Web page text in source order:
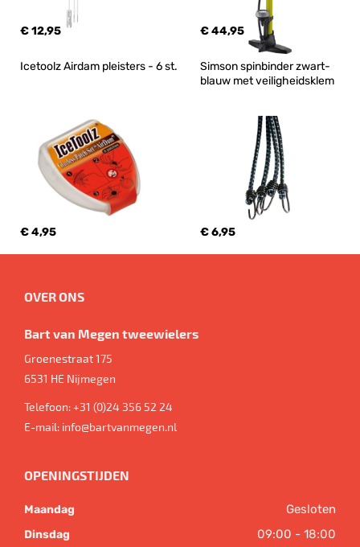
€ 12,95 € 44,95
Icetoolz Airdam pleisters - 6 st.
€ 4,95
Simson spinbinder zwart-
blauw met veiligheidsklem
€ 6,95
OVER ONS
Bart van Megen tweewielers
Groenestraat 175
6531 HE Nijmegen
Telefoon:+31 (0)24 356 52 24
E-mail: info@bartvanmegen.nl
OPENINGSTIJDEN
Maandag Gesloten
Dinsdag 09:00 - 18:00